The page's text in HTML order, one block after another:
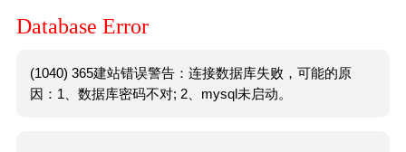
Database Error
(1040) 365建站错误警告：连接数据库失败，可能的原
因：1、数据库密码不对; 2、mysql未启动。